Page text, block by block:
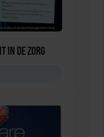
in de Zorg